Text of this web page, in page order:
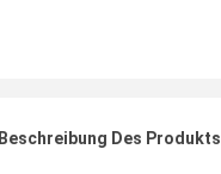
Beschreibung Des Produkts